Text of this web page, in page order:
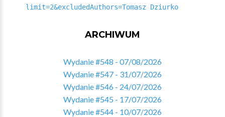
limit=2&excludedAuthors=Tomasz Dziurko
ARCHIWUM
Wydanie #548 - 07/08/2026
Wydanie #547 - 31/07/2026
Wydanie #546 - 24/07/2026
Wydanie #545 - 17/07/2026
Wydanie #544 - 10/07/2026